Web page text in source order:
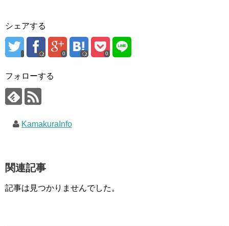
シェアする
0 0
フォローする
KamakuraInfo
関連記事
記事は見つかりませんでした。